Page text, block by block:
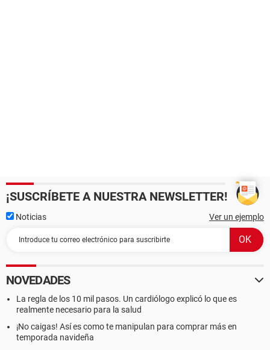
¡SUSCRÍBETE A NUESTRA NEWSLETTER!
Noticias Ver un ejemplo
NOVEDADES
La regla de los 10 mil pasos. Un cardiólogo explicó lo que es
realmente necesario para la salud
¡No caigas! Así es como te manipulan para comprar más en
temporada navideña